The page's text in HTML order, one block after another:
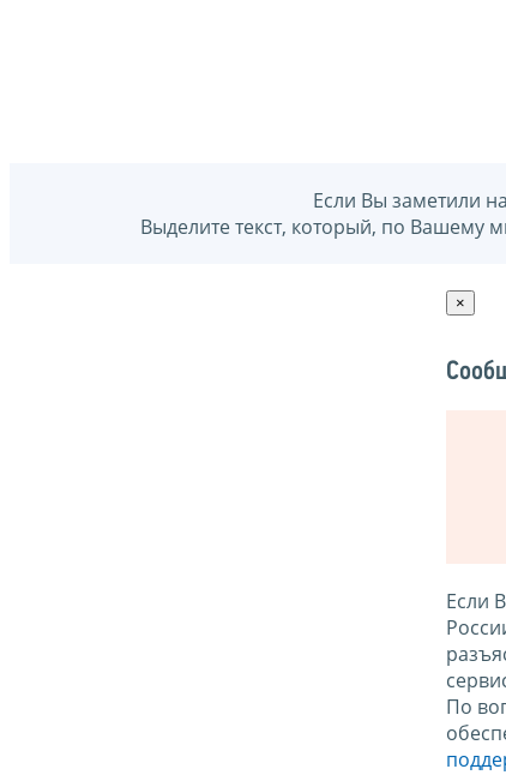
Если Вы заметили
Выделите текст, который, по Вашему
×
Если
По